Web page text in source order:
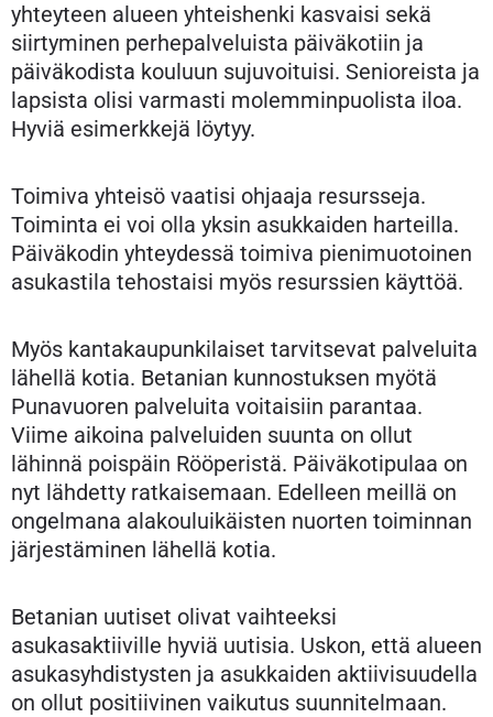
yhteyteen alueen yhteishenki kasvaisi sekä
siirtyminen perhepalveluista päiväkotiin ja
päiväkodista kouluun sujuvoituisi. Senioreista ja
lapsista olisi varmasti molemminpuolista iloa.
Hyviä esimerkkejä löytyy.
Toimiva yhteisö vaatisi ohjaaja resursseja.
Toiminta ei voi olla yksin asukkaiden harteilla.
Päiväkodin yhteydessä toimiva pienimuotoinen
asukastila tehostaisi myös resurssien käyttöä.
Myös kantakaupunkilaiset tarvitsevat palveluita
lähellä kotia. Betanian kunnostuksen myötä
Punavuoren palveluita voitaisiin parantaa.
Viime aikoina palveluiden suunta on ollut
lähinnä poispäin Rööperistä. Päiväkotipulaa on
nyt lähdetty ratkaisemaan. Edelleen meillä on
ongelmana alakouluikäisten nuorten toiminnan
järjestäminen lähellä kotia.
Betanian uutiset olivat vaihteeksi
asukasaktiiville hyviä uutisia. Uskon, että alueen
asukasyhdistysten ja asukkaiden aktiivisuudella
on ollut positiivinen vaikutus suunnitelmaan.